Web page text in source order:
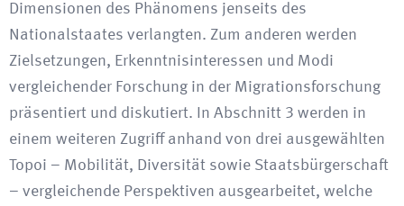
Dimensionen des Phänomens jenseits des
Nationalstaates verlangten. Zum anderen werden
Zielsetzungen, Erkenntnisinteressen und Modi
vergleichender Forschung in der Migrationsforschung
präsentiert und diskutiert. In Abschnitt 3 werden in
einem weiteren Zugriff anhand von drei ausgewählten
Topoi – Mobilität, Diversität sowie Staatsbürgerschaft
– vergleichende Perspektiven ausgearbeitet, welche